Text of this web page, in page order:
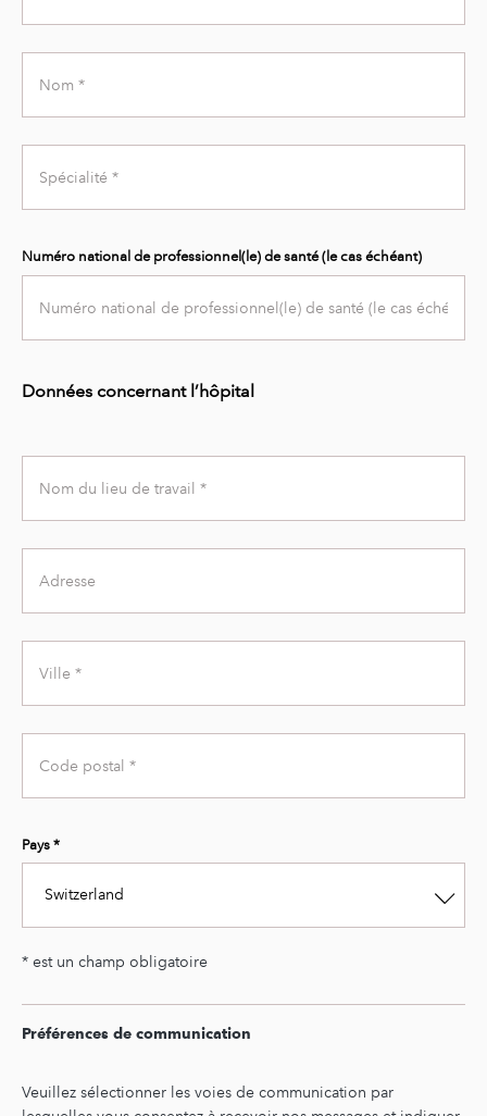
Last
Specialty
Numéro national de professionnel(le) de santé (le cas échéant)
Données concernant l’hôpital
Workplace
Address
City
Zip
Pays *
Switzerland
Second
sub
text
* est un champ obligatoire
Second
Préférences de communication
Veuillez sélectionner les voies de communication par